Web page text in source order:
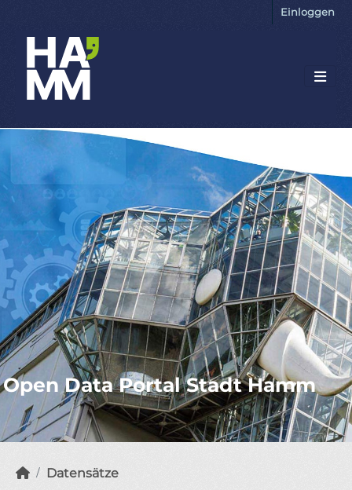
Einloggen
Open Data Portal Stadt Hamm
Datensätze